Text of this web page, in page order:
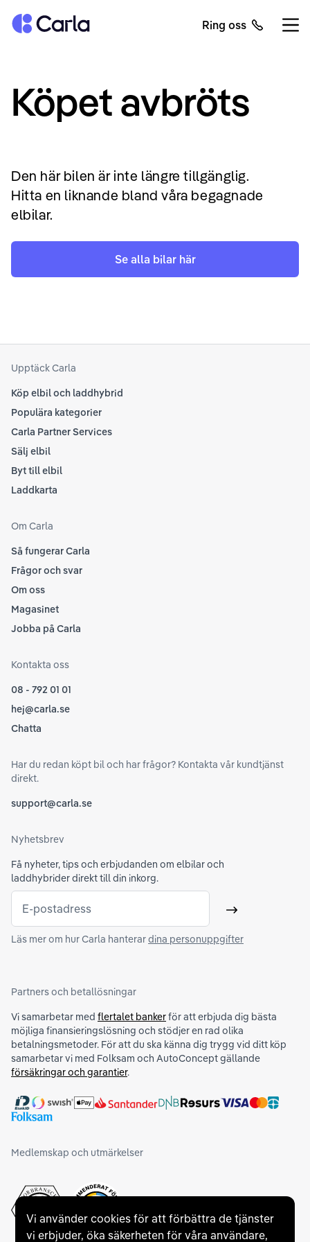
Vi använder cookies för att förbättra de tjänster
vi erbjuder, öka säkerheten för våra användare,
Tillbaka till startsidan Ring oss
Köpet avbröts
Den här bilen är inte längre tillgänglig.
Hitta en liknande bland våra begagnade
elbilar.
Se alla bilar här
Upptäck Carla
Köp elbil och laddhybrid
Populära kategorier
Carla Partner Services
Sälj elbil
Byt till elbil
Laddkarta
Om Carla
Så fungerar Carla
Frågor och svar
Om oss
Magasinet
Jobba på Carla
Kontakta oss
08 - 792 01 01
hej@carla.se
Chatta
Har du redan köpt bil och har frågor? Kontakta vår kundtjänst
direkt.
support@carla.se
Nyhetsbrev
Få nyheter, tips och erbjudanden om elbilar och
laddhybrider direkt till din inkorg.
E-postadress Skicka
Läs mer om hur Carla hanterardina personuppgifter
Partners och betallösningar
Vi samarbetar med flertalet bankerför att erbjuda dig bästa
möjliga finansieringslösning och stödjer en rad olika
betalningsmetoder. För att du ska känna dig trygg vid ditt köp
samarbetar vi med Folksam och AutoConcept gällande
försäkringar och garantier.
Medlemskap och utmärkelser